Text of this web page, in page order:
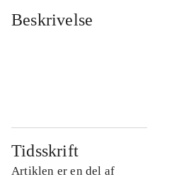
Beskrivelse
Tidsskrift
Artiklen er en del af